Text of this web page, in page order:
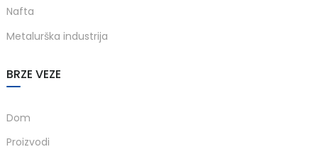
Nafta
Metalurška industrija
BRZE VEZE
Dom
Proizvodi